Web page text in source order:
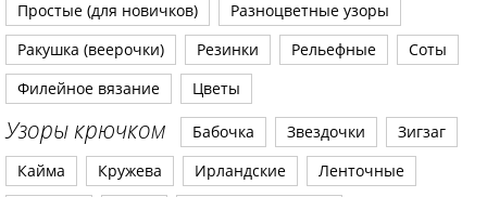
Простые (для новичков)
Разноцветные узоры
Ракушка (веерочки)
Резинки Рельефные
Соты
Филейное вязание
Цветы
Узоры крючком Бабочка Звездочки
Зигзаг
Кайма
Кружева Ирландские
Ленточные